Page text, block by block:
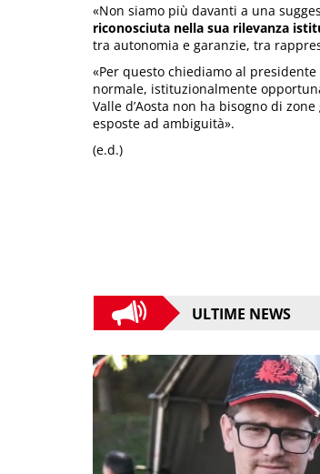
«Non siamo più davanti a una
riconosciuta nella sua rilevanza
tra autonomia e garanzie, tra
«Per questo chiediamo al
normale, istituzionalmente
Valle d’Aosta non ha bisogno di
esposte ad ambiguità».
(e.d.)
ULTIME NEWS